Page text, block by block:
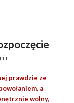
prawdzie ze
a
wolny,